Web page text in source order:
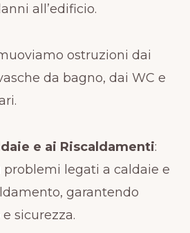
all’edificio.
ostruzioni dai
da bagno, dai WC e
e ai Riscaldamenti:
legati a caldaie e
garantendo
sicurezza.